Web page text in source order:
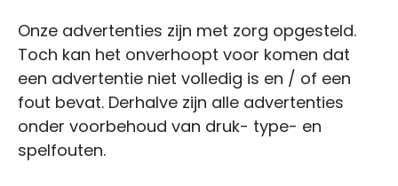
Onze advertenties zijn met zorg opgesteld.
Toch kan het onverhoopt voor komen dat
een advertentie niet volledig is en / of een
fout bevat. Derhalve zijn alle advertenties
onder voorbehoud van druk- type- en
spelfouten.